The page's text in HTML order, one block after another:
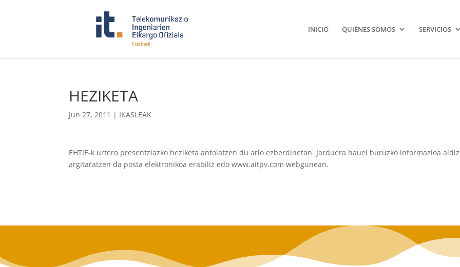
INICIO QUIÉNES SOMOS SERVICIOS
HEZIKETA
Jun 27, 2011 | IKASLEAK
EHTIE-k urtero presentziazko heziketa antolatzen du arlo ezberdinetan. Jarduera hauei buruzko informazioa
argitaratzen da posta elektronikoa erabiliz edo www.aitpv.com webgunean.